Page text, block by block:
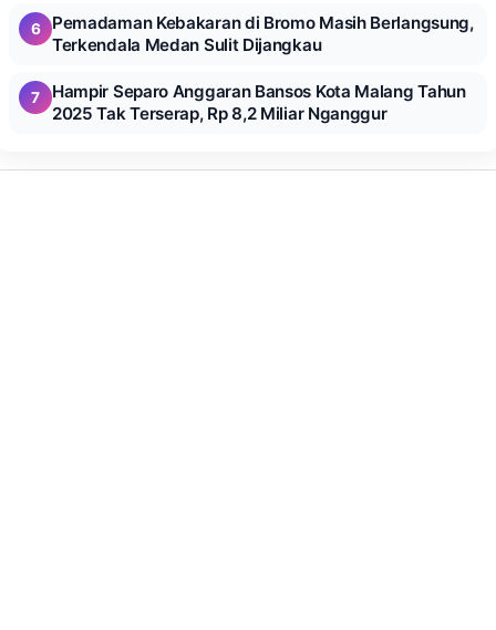
6
Pemadaman Kebakaran di Bromo Masih Berlangsung,
Terkendala Medan Sulit Dijangkau
7
Hampir Separo Anggaran Bansos Kota Malang Tahun
2025 Tak Terserap, Rp 8,2 Miliar Nganggur